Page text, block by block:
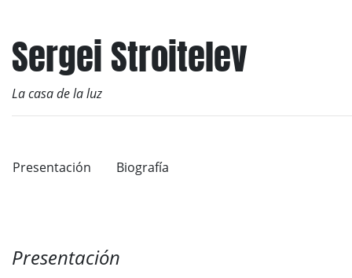
Sergei Stroitelev
La casa de la luz
Presentación Biografía
Presentación